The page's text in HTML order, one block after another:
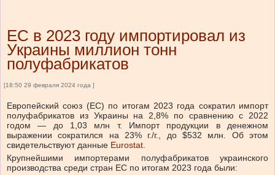
ЕС в 2023 году импортировал из
Украины миллион тонн
полуфабрикатов
[18:50 29 февраля 2024 года ]
Европейский союз (ЕС) по итогам 2023 года сократил импорт
полуфабрикатов из Украины на 2,8% по сравнению с 2022
годом — до 1,03 млн т. Импорт продукции в денежном
выражении сократился на 23% г./г., до $532 млн. Об этом
свидетельствуют данные Eurostat.
Крупнейшими импортерами полуфабрикатов украинского
производства среди стран ЕС по итогам 2023 года были: